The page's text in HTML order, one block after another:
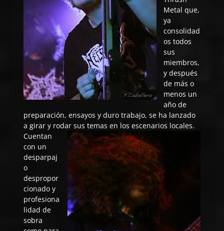
Metal que,
ya
consolidad
os todos
sus
miembros,
y después
de más o
menos un
año de
preparación, ensayos y duro trabajo, se ha lanzado
a girar y rodar sus temas en los escenarios locales.
Cuentan
con un
desparpaj
o
despropor
cionado y
profesiona
lidad de
sobra